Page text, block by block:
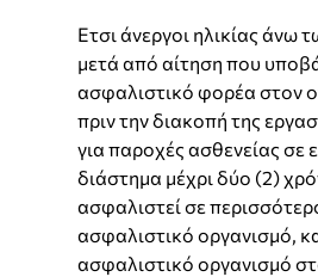
Ετσι άνεργοι ηλικίας άνω
μετά από αίτηση που
ασφαλιστικό φορέα στον
πριν την διακοπή της
για παροχές ασθενείας σε
διάστημα μέχρι δύο (2)
ασφαλιστεί σε
ασφαλιστικό οργανισμό,
ασφαλιστικό οργανισμό